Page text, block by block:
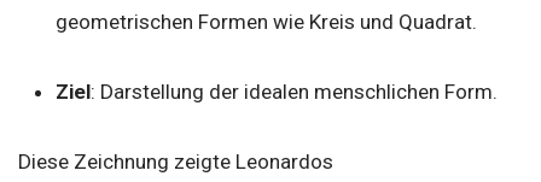
geometrischen Formen wie Kreis und Quadrat.
Ziel: Darstellung der idealen menschlichen Form.
Diese Zeichnung zeigte Leonardos